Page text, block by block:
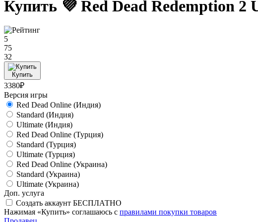
Купить 💜 Red Dead Redemption 2
5
75
32
Купить
3380₽
Версия игры
Red Dead Online (Индия)
Standard (Индия)
Ultimate (Индия)
Red Dead Online (Турция)
Standard (Турция)
Ultimate (Турция)
Red Dead Online (Украина)
Standard (Украина)
Ultimate (Украина)
Доп. услуга
Создать аккаунт БЕСПЛАТНО
Нажимая «Купить» соглашаюсь с правилами покупки товаров